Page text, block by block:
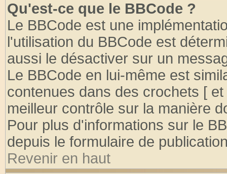
Qu'est-ce que le BBCode ?
Le BBCode est une
l'utilisation du BBCode est
aussi le désactiver sur un
Le BBCode en lui-même est
contenues dans des crochets [
meilleur contrôle sur la manière
Pour plus d'informations sur le
depuis le formulaire de
Revenir en haut